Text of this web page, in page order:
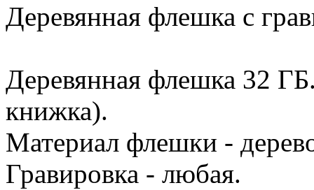
Деревянная флешка с
Деревянная флешка 32
книжка).
Материал флешки -
Гравировка - любая.